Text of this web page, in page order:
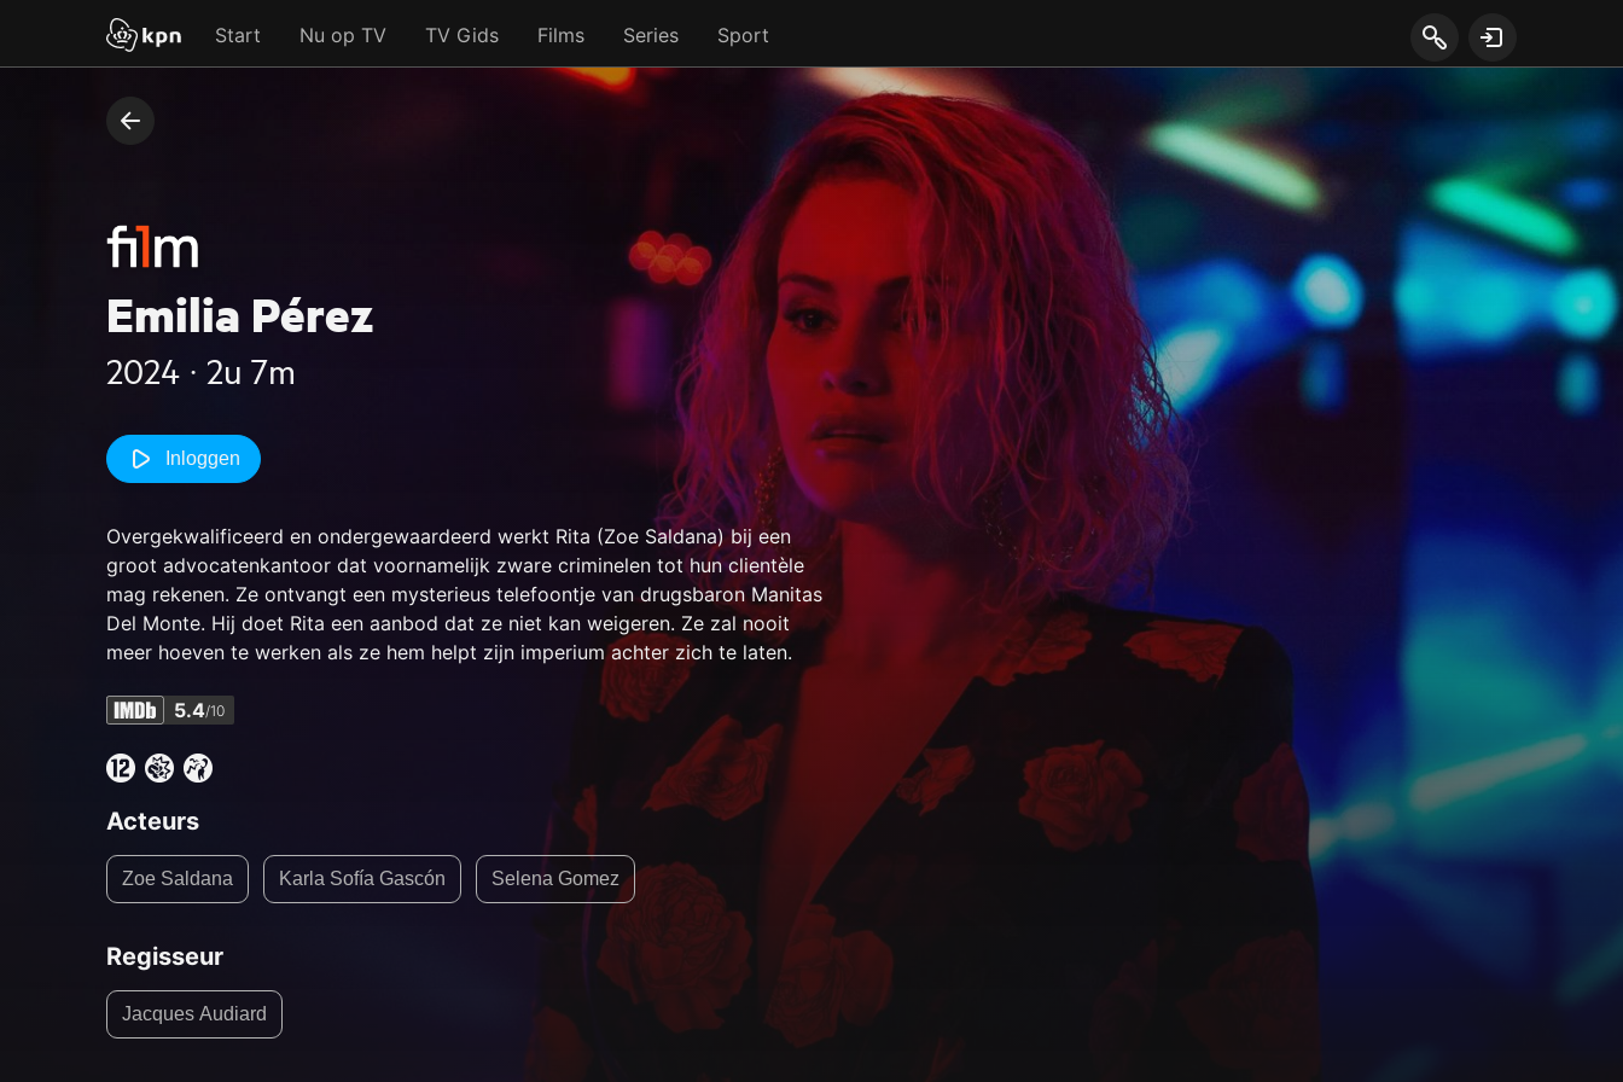
Start Nu op TV TV Gids Films Series Sport
Emilia Pérez
2024 ‧ 2u 7m
Inloggen
Overgekwalificeerd en ondergewaardeerd werkt Rita (Zoe Saldana) bij een
groot advocatenkantoor dat voornamelijk zware criminelen tot hun clientèle
mag rekenen. Ze ontvangt een mysterieus telefoontje van drugsbaron Manitas
Del Monte. Hij doet Rita een aanbod dat ze niet kan weigeren. Ze zal nooit
meer hoeven te werken als ze hem helpt zijn imperium achter zich te laten.
5.4/10
Acteurs
Zoe Saldana Karla Sofía Gascón Selena Gomez
Regisseur
Jacques Audiard